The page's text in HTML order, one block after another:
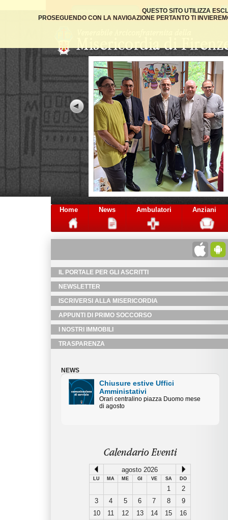
QUESTO SITO UTILIZZA
PROSEGUENDO CON LA NAVIGAZIONE PERTANTO TI
Home News Ambulatori Anziani
IL PORTALE PER GLI ASCRITTI
NEWSLETTER
ISCRIVERSI ALLA MISERICORDIA
APPUNTI DI PRIMO SOCCORSO
I NOSTRI IMMOBILI
TRASPARENZA
NEWS
Chiusure estive Uffici
Amministativi
Orari centralino piazza Duomo mese
di agosto
Calendario Eventi
agosto 2026
LU MA ME GI VE SA DO
1
2
3
4 5 6 7 8
9
10
11 12 13 14 15
16